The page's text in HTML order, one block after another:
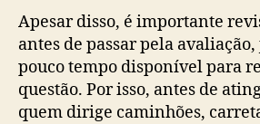
Apesar disso, é importante
antes de passar pela
pouco tempo disponível para
questão. Por isso, antes de
quem dirige caminhões,